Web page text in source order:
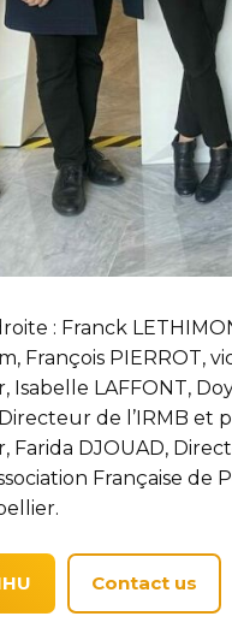
: Franck
François PIERROT,
Isabelle LAFFONT,
Directeur de l’IRMB
Farida DJOUAD,
Française
Contact us